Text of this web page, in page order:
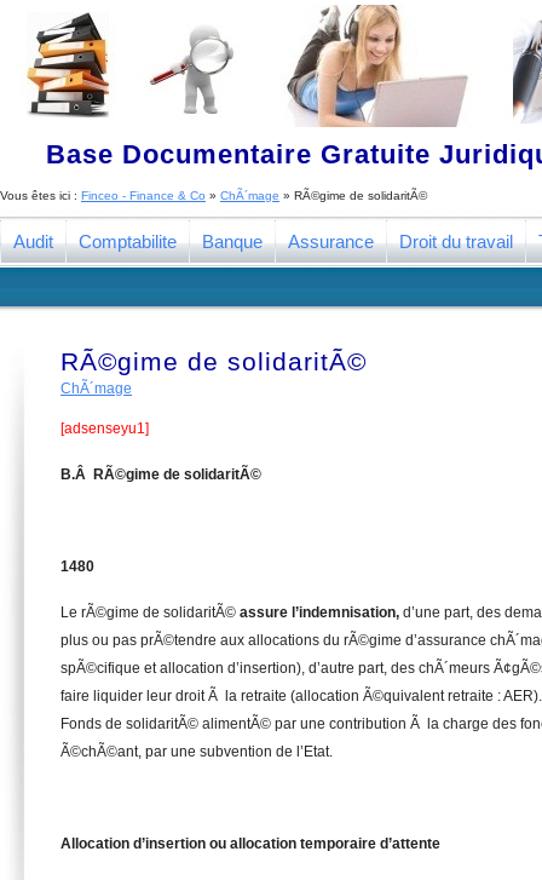
Base Documentaire Gratuite
Vous êtes ici : Finceo - Finance & Co » ChÃ´mage » RÃ©gime de solidaritÃ©
Audit Comptabilite Banque Assurance Droit du travail
RÃ©gime de solidaritÃ©
ChÃ´mage
[adsenseyu1]
B.Â RÃ©gime de solidaritÃ©
1480
Le rÃ©gime de solidaritÃ© assure l’indemnisation, d’une part, des
plus ou pas prÃ©tendre aux allocations du rÃ©gime d’assurance
spÃ©cifique et allocation d’insertion), d’autre part, des chÃ´meurs
faire liquider leur droit Ã la retraite (allocation Ã©quivalent retraite :
Fonds de solidaritÃ© alimentÃ© par une contribution Ã la charge des
Ã©chÃ©ant, par une subvention de l’Etat.
Allocation d’insertion ou allocation temporaire d’attente